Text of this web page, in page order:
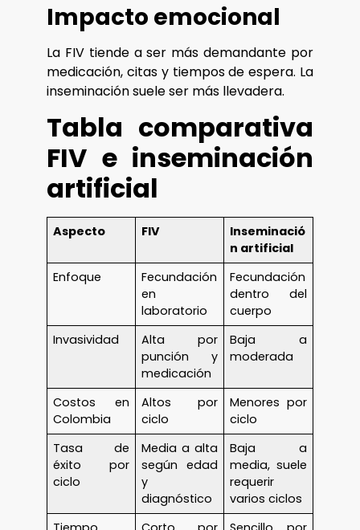
Impacto emocional
La FIV tiende a ser más demandante por
medicación, citas y tiempos de espera. La
inseminación suele ser más llevadera.
Tabla comparativa
FIV e inseminación
artificial
Aspecto FIV
Inseminació
n artificial
Enfoque
Fecundación
en
laboratorio
Fecundación
dentro del
cuerpo
Invasividad
Alta por
punción y
medicación
Baja a
moderada
Costos en
Colombia
Altos por
ciclo
Menores por
ciclo
Tasa de
éxito por
ciclo
Media a alta
según edad
y
diagnóstico
Baja a
media, suele
requerir
varios ciclos